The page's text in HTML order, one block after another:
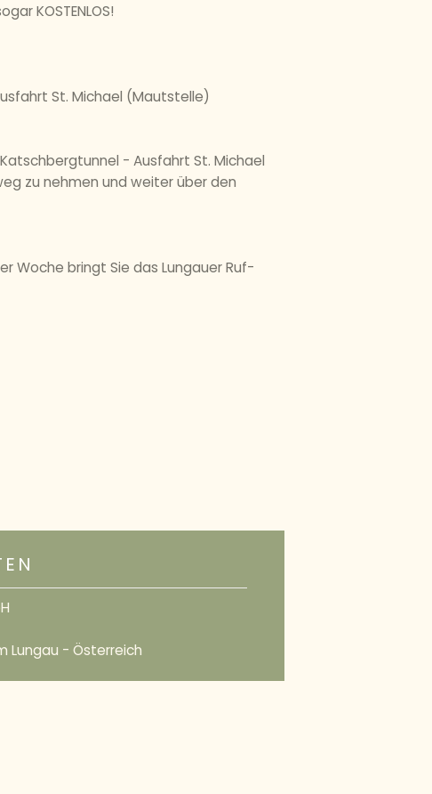
KOSTENLOS!
St. Michael (Mautstelle)
- Ausfahrt St. Michael
zu nehmen und weiter über den
Woche bringt Sie das Lungauer Ruf-
Lungau - Österreich